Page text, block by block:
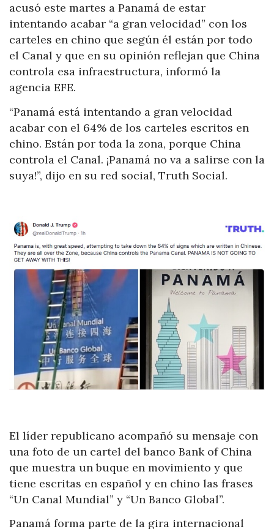
acusó este martes a Panamá de estar
intentando acabar “a gran velocidad” con los
carteles en chino que según él están por todo
el Canal y que en su opinión reflejan que China
controla esa infraestructura, informó la
agencia EFE.
“Panamá está intentando a gran velocidad
acabar con el 64% de los carteles escritos en
chino. Están por toda la zona, porque China
controla el Canal. ¡Panamá no va a salirse con la
suya!”, dijo en su red social, Truth Social.
El líder republicano acompañó su mensaje con
una foto de un cartel del banco Bank of China
que muestra un buque en movimiento y que
tiene escritas en español y en chino las frases
“Un Canal Mundial” y “Un Banco Global”.
Panamá forma parte de la gira internacional